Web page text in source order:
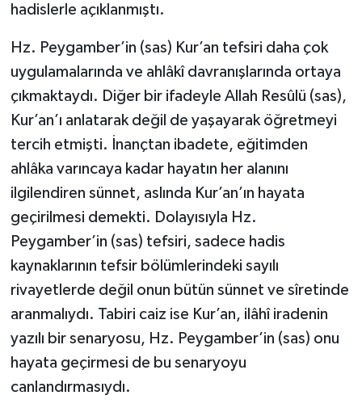
hadislerle açıklanmıştı.
Hz. Peygamber’in (sas) Kur’an tefsiri daha çok
uygulamalarında ve ahlâkî davranışlarında ortaya
çıkmaktaydı. Diğer bir ifadeyle Allah Resûlü (sas),
Kur’an’ı anlatarak değil de yaşayarak öğretmeyi
tercih etmişti. İnançtan ibadete, eğitimden
ahlâka varıncaya kadar hayatın her alanını
ilgilendiren sünnet, aslında Kur’an’ın hayata
geçirilmesi demekti. Dolayısıyla Hz.
Peygamber’in (sas) tefsiri, sadece hadis
kaynaklarının tefsir bölümlerindeki sayılı
rivayetlerde değil onun bütün sünnet ve sîretinde
aranmalıydı. Tabiri caiz ise Kur’an, ilâhî iradenin
yazılı bir senaryosu, Hz. Peygamber’in (sas) onu
hayata geçirmesi de bu senaryoyu
canlandırmasıydı.